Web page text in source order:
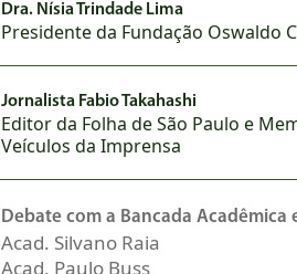
Dra. Nísia Trindade Lima
Presidente da Fundação Oswaldo
Jornalista Fabio Takahashi
Editor da Folha de São Paulo e
Veículos da Imprensa
Debate com a Bancada Acadêmica
Acad. Silvano Raia
Acad. Paulo Buss